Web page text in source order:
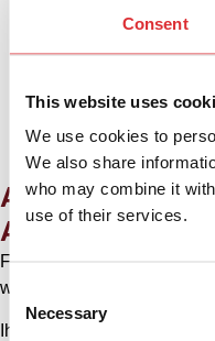
Consent
This website uses
We use cookies to
We also share
who may combine it
use of their services.
Consent
Selection
Necessary
Datenschutzrichtlinie
Angebot
Anfrage für:
Füllen Sie das Formular
wie möglich bei Ihnen
Ihr Name